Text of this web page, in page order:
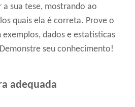
a sua tese, mostrando ao
quais ela é correta. Prove o
dados e estatísticas
seu conhecimento!
adequada